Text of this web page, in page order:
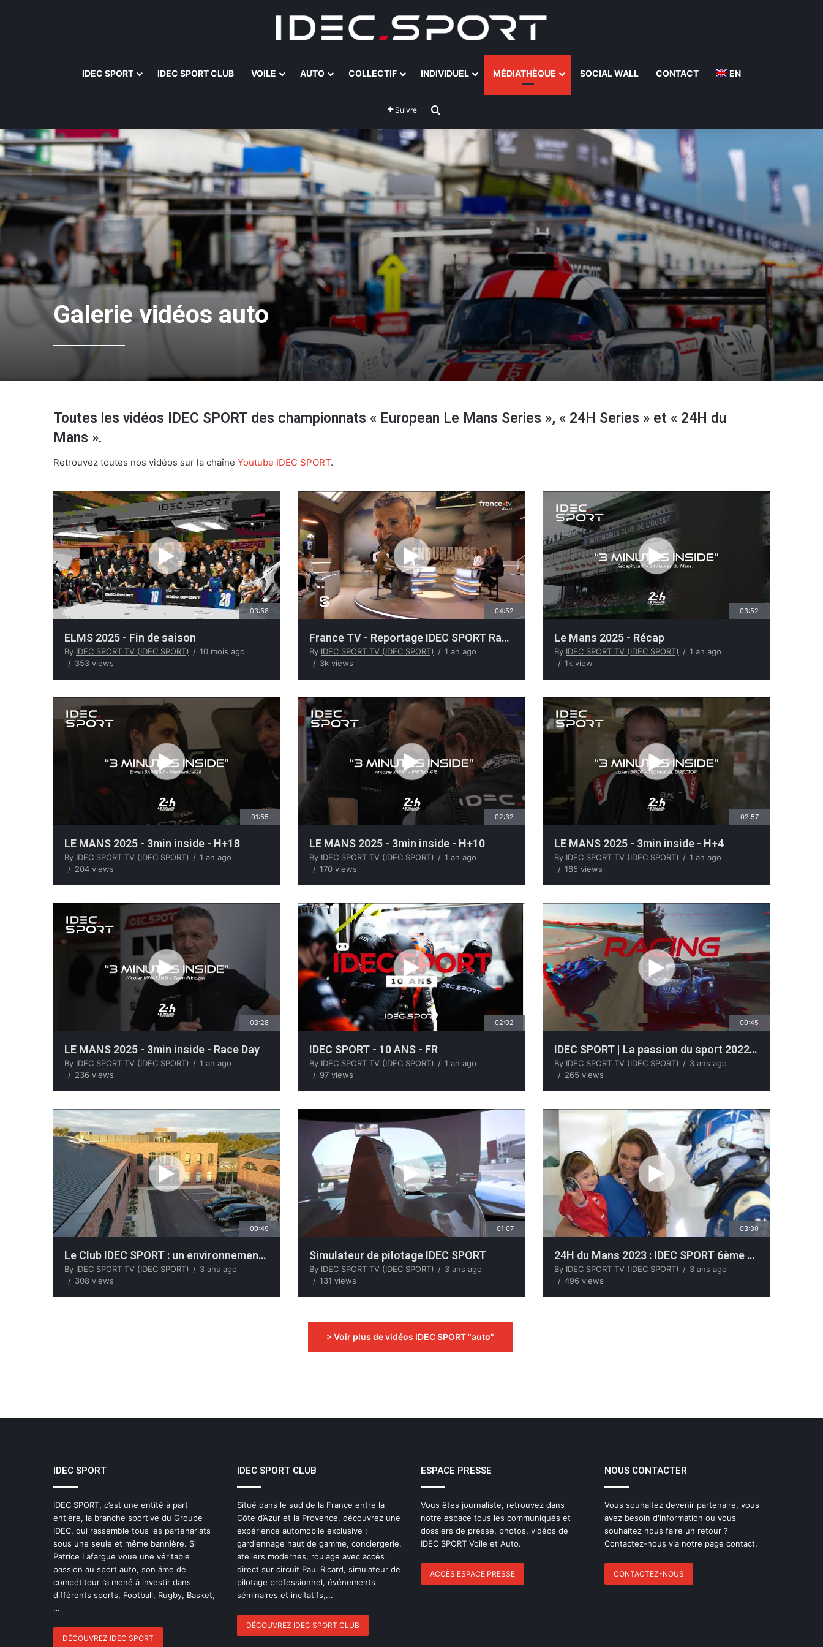
IDEC SPORT IDEC SPORT CLUB VOILE AUTO COLLECTIF INDIVIDUEL MÉDIATHÈQUE SOCIAL WALL CONTACT EN
Suivre
Galerie vidéos auto
Toutes les vidéos IDEC SPORT des championnats « European Le Mans Series », « 24H Series » et « 24H du
Mans ».
Retrouvez toutes nos vidéos sur la chaîne Youtube IDEC SPORT.
03:58
ELMS 2025 - Fin de saison
By IDEC SPORT TV (IDEC SPORT)
10 mois ago
353 views
04:52
France TV - Reportage IDEC SPORT Racing
By IDEC SPORT TV (IDEC SPORT)
1 an ago
3k views
03:52
Le Mans 2025 - Récap
By IDEC SPORT TV (IDEC SPORT)
1 an ago
1k view
01:55
LE MANS 2025 - 3min inside - H+18
By IDEC SPORT TV (IDEC SPORT)
1 an ago
204 views
02:32
LE MANS 2025 - 3min inside - H+10
By IDEC SPORT TV (IDEC SPORT)
1 an ago
170 views
02:57
LE MANS 2025 - 3min inside - H+4
By IDEC SPORT TV (IDEC SPORT)
1 an ago
185 views
03:28
LE MANS 2025 - 3min inside - Race Day
By IDEC SPORT TV (IDEC SPORT)
1 an ago
236 views
02:02
IDEC SPORT - 10 ANS - FR
By IDEC SPORT TV (IDEC SPORT)
1 an ago
97 views
00:45
IDEC SPORT | La passion du sport 2022 – 2023
By IDEC SPORT TV (IDEC SPORT)
3 ans ago
265 views
00:49
Le Club IDEC SPORT : un environnement exclusif et raffiné pour les passionnés d’automobile
By IDEC SPORT TV (IDEC SPORT)
3 ans ago
308 views
01:07
Simulateur de pilotage IDEC SPORT
By IDEC SPORT TV (IDEC SPORT)
3 ans ago
131 views
03:30
24H du Mans 2023 : IDEC SPORT 6ème des LMP2 à l'arrivée
By IDEC SPORT TV (IDEC SPORT)
3 ans ago
496 views
> Voir plus de vidéos IDEC SPORT "auto"
IDEC SPORT
IDEC SPORT, c’est une entité à part
entière, la branche sportive du Groupe
IDEC, qui rassemble tous les partenariats
sous une seule et même bannière. Si
Patrice Lafargue voue une véritable
passion au sport auto, son âme de
compétiteur l’a mené à investir dans
différents sports, Football, Rugby, Basket,
…
DÉCOUVREZ IDEC SPORT
IDEC SPORT CLUB
Situé dans le sud de la France entre la
Côte d’Azur et la Provence, découvrez une
expérience automobile exclusive :
gardiennage haut de gamme, conciergerie,
ateliers modernes, roulage avec accès
direct sur circuit Paul Ricard, simulateur de
pilotage professionnel, événements
séminaires et incitatifs,...
DÉCOUVREZ IDEC SPORT CLUB
ESPACE PRESSE
Vous êtes journaliste, retrouvez dans
notre espace tous les communiqués et
dossiers de presse, photos, vidéos de
IDEC SPORT Voile et Auto.
ACCÈS ESPACE PRESSE
NOUS CONTACTER
Vous souhaitez devenir partenaire, vous
avez besoin d'information ou vous
souhaitez nous faire un retour ?
Contactez-nous via notre page contact.
CONTACTEZ-NOUS